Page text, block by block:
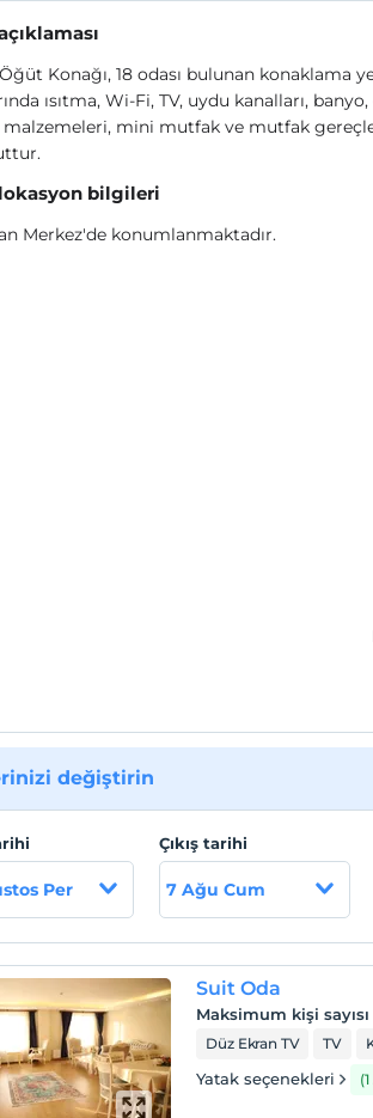
Konağı, 18 odası bulunan konaklama
ısıtma, Wi-Fi, TV, uydu kanalları,
malzemeleri, mini mutfak ve mutfak
bilgileri
Merkez'de konumlanmaktadır.
değiştirin
Per
Çıkış tarihi
7 Ağu Cum
Suit Oda
Maksimum kişi sayısı
Düz Ekran TV TV
Yatak seçenekleri